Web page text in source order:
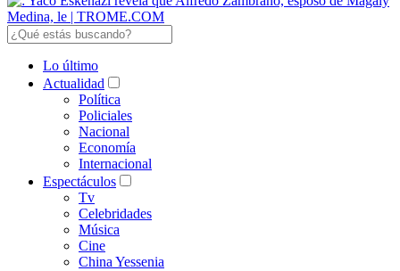
Lo último
Actualidad
Política
Policiales
Nacional
Economía
Internacional
Espectáculos
Tv
Celebridades
Música
Cine
China Yessenia